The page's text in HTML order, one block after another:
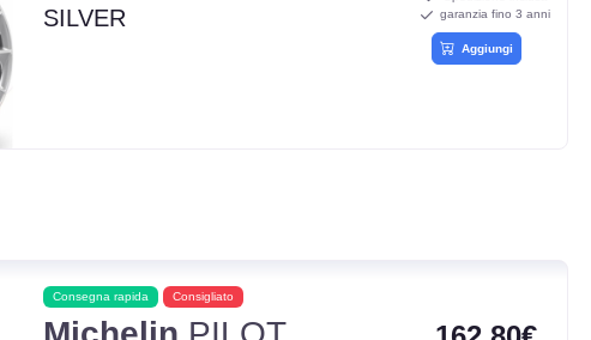
SILVER
garanzia fino 3 anni
Aggiungi
Consegna rapida Consigliato